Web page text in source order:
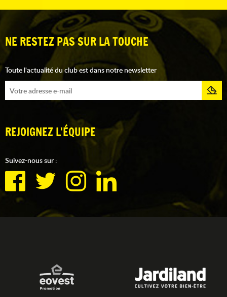
NE RESTEZ PAS SUR LA TOUCHE
Toute l'actualité du club est dans notre newsletter
REJOIGNEZ L'ÉQUIPE
Suivez-nous sur :